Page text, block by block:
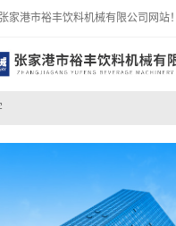
家港市裕丰饮料机械有限公司网站！